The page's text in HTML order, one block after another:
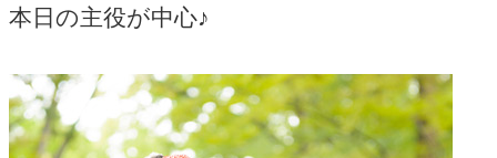
本日の主役が中心♪